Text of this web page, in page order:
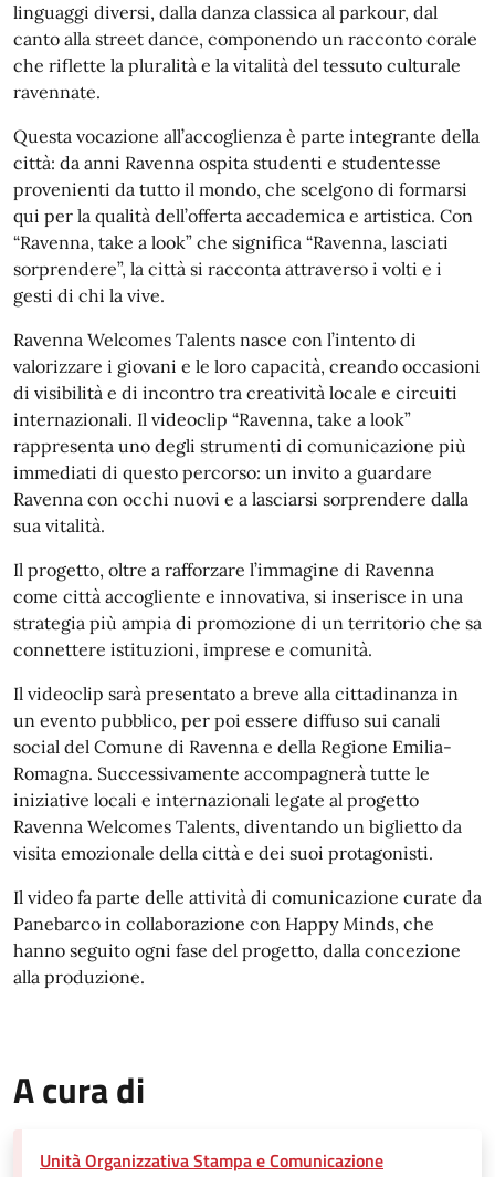
linguaggi diversi, dalla danza classica al parkour, dal
canto alla street dance, componendo un racconto corale
che riflette la pluralità e la vitalità del tessuto culturale
ravennate.
Questa vocazione all’accoglienza è parte integrante della
città: da anni Ravenna ospita studenti e studentesse
provenienti da tutto il mondo, che scelgono di formarsi
qui per la qualità dell’offerta accademica e artistica. Con
“Ravenna, take a look” che significa “Ravenna, lasciati
sorprendere”, la città si racconta attraverso i volti e i
gesti di chi la vive.
Ravenna Welcomes Talents nasce con l’intento di
valorizzare i giovani e le loro capacità, creando occasioni
di visibilità e di incontro tra creatività locale e circuiti
internazionali. Il videoclip “Ravenna, take a look”
rappresenta uno degli strumenti di comunicazione più
immediati di questo percorso: un invito a guardare
Ravenna con occhi nuovi e a lasciarsi sorprendere dalla
sua vitalità.
Il progetto, oltre a rafforzare l’immagine di Ravenna
come città accogliente e innovativa, si inserisce in una
strategia più ampia di promozione di un territorio che sa
connettere istituzioni, imprese e comunità.
Il videoclip sarà presentato a breve alla cittadinanza in
un evento pubblico, per poi essere diffuso sui canali
social del Comune di Ravenna e della Regione Emilia-
Romagna. Successivamente accompagnerà tutte le
iniziative locali e internazionali legate al progetto
Ravenna Welcomes Talents, diventando un biglietto da
visita emozionale della città e dei suoi protagonisti.
Il video fa parte delle attività di comunicazione curate da
Panebarco in collaborazione con Happy Minds, che
hanno seguito ogni fase del progetto, dalla concezione
alla produzione.
A cura di
Unità Organizzativa Stampa e Comunicazione